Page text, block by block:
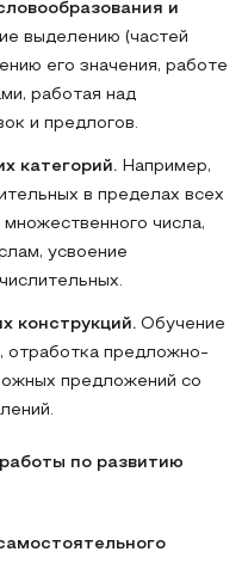
и
выделению (частей
его значения, работе
работая над
и предлогов.
категорий. Например,
в пределах всех
числа,
усвоение
конструкций. Обучение
отработка предложно-
предложений со
по развитию